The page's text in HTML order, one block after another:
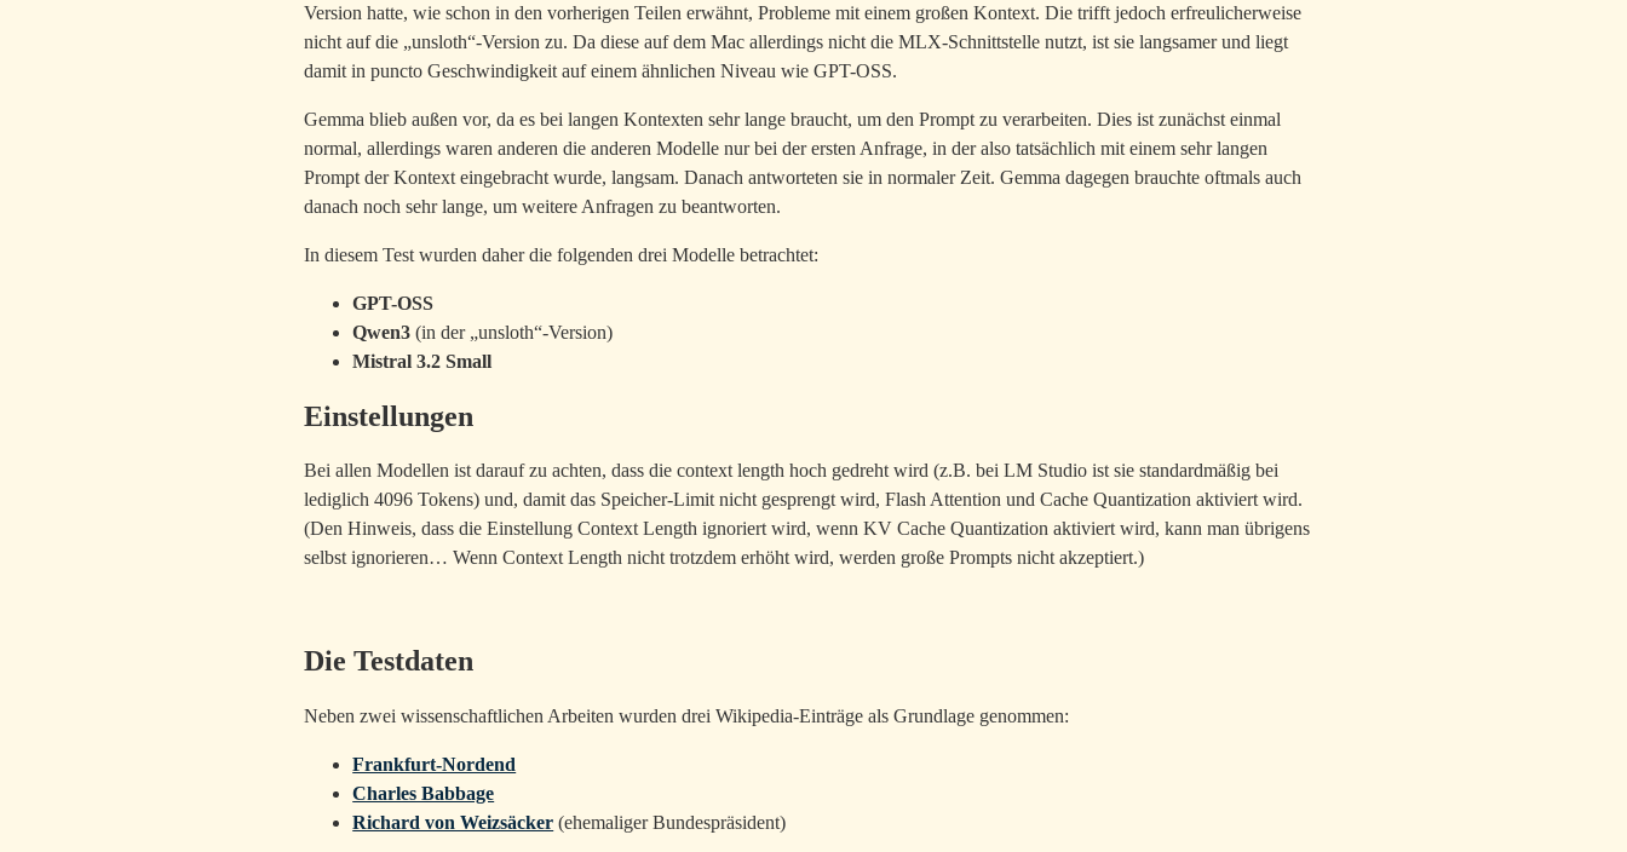
Version hatte, wie schon in den vorherigen Teilen erwähnt, Probleme mit einem großen Kontext. Die trifft jedoch erfreulicherweise
nicht auf die „unsloth“-Version zu. Da diese auf dem Mac allerdings nicht die MLX-Schnittstelle nutzt, ist sie langsamer und liegt
damit in puncto Geschwindigkeit auf einem ähnlichen Niveau wie GPT-OSS.
Gemma blieb außen vor, da es bei langen Kontexten sehr lange braucht, um den Prompt zu verarbeiten. Dies ist zunächst einmal
normal, allerdings waren anderen die anderen Modelle nur bei der ersten Anfrage, in der also tatsächlich mit einem sehr langen
Prompt der Kontext eingebracht wurde, langsam. Danach antworteten sie in normaler Zeit. Gemma dagegen brauchte oftmals auch
danach noch sehr lange, um weitere Anfragen zu beantworten.
In diesem Test wurden daher die folgenden drei Modelle betrachtet:
GPT-OSS
Qwen3 (in der „unsloth“-Version)
Mistral 3.2 Small
Einstellungen
Bei allen Modellen ist darauf zu achten, dass die context length hoch gedreht wird (z.B. bei LM Studio ist sie standardmäßig bei
lediglich 4096 Tokens) und, damit das Speicher-Limit nicht gesprengt wird, Flash Attention und Cache Quantization aktiviert wird.
(Den Hinweis, dass die Einstellung Context Length ignoriert wird, wenn KV Cache Quantization aktiviert wird, kann man übrigens
selbst ignorieren… Wenn Context Length nicht trotzdem erhöht wird, werden große Prompts nicht akzeptiert.)
Die Testdaten
Neben zwei wissenschaftlichen Arbeiten wurden drei Wikipedia-Einträge als Grundlage genommen:
Frankfurt-Nordend
Charles Babbage
Richard von Weizsäcker (ehemaliger Bundespräsident)